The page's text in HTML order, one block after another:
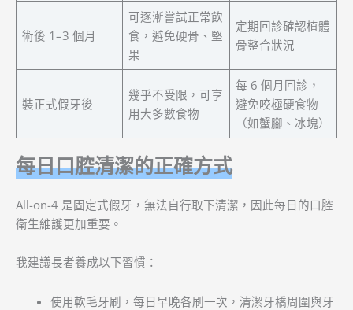
術後 1–3 個月
可逐漸嘗試正常飲
食，避免硬骨、堅
果
定期回診確認植體
骨整合狀況
裝正式假牙後
幾乎不受限，可享
用大多數食物
每 6 個月回診，
避免咬極硬食物
（如蟹腳、冰塊）
每日口腔清潔的正確方式
All-on-4 是固定式假牙，無法自行取下清潔，因此每日的口腔
衛生維護更加重要。
我建議長者養成以下習慣：
使用軟毛牙刷，每日早晚各刷一次，清潔牙橋周圍與牙